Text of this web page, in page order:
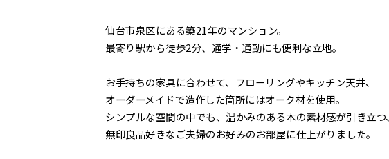
仙台市泉区にある築21年のマンション。
最寄り駅から徒歩2分、通学・通勤にも便利な立地。
お手持ちの家具に合わせて、フローリングやキッチン天井、
オーダーメイドで造作した箇所にはオーク材を使用。
シンプルな空間の中でも、温かみのある木の素材感が引き立つ、
無印良品好きなご夫婦のお好みのお部屋に仕上がりました。